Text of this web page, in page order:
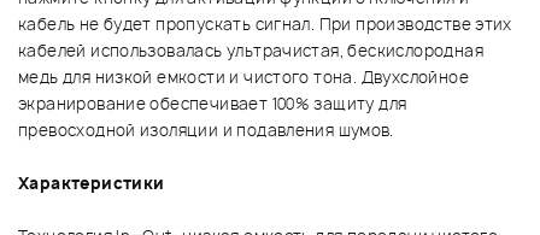
кабель не будет пропускать сигнал. При производстве этих
кабелей использовалась ультрачистая, бескислородная
медь для низкой емкости и чистого тона. Двухслойное
экранирование обеспечивает 100% защиту для
превосходной изоляции и подавления шумов.
Характеристики